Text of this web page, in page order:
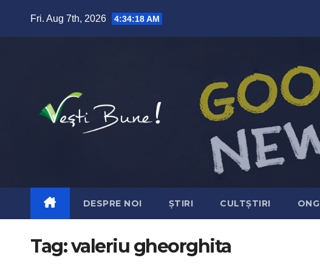
Fri. Aug 7th, 2026
4:34:19 AM
DESPRE NOI ȘTIRI CULTȘTIRI ONG
Tag:valeriu gheorghita